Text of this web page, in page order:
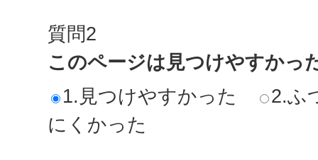
質問2
このページは見つけやすかっ
1.見つけやすかった
2.ふ
にくかった